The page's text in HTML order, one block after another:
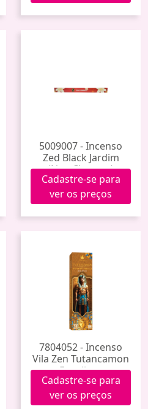
5009007 - Incenso
Zed Black Jardim
(Nag Champa)
Cadastre-se para
ver os preços
7804052 - Incenso
Vila Zen Tutancamon
Eucalipto
Cadastre-se para
ver os preços